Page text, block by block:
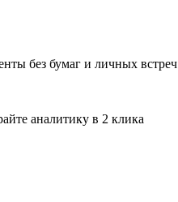
без бумаг и личных встреч
аналитику в 2 клика